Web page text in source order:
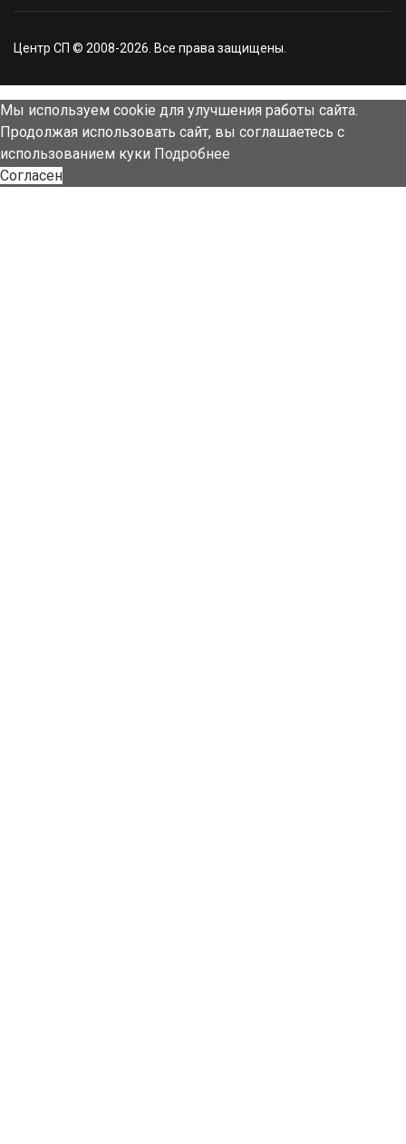
Центр СП © 2008-2026. Все права защищены.
Мы используем cookie для улучшения работы сайта.
Продолжая использовать сайт, вы соглашаетесь с
использованием куки Подробнее
Согласен